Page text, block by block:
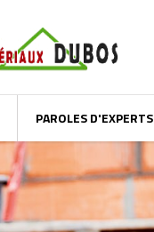
PAROLES D'EXPERTS